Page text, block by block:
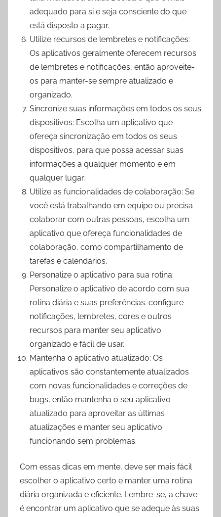
adequado para si e seja consciente do que
está disposto a pagar.
Utilize recursos de lembretes e notificações:
Os aplicativos geralmente oferecem recursos
de lembretes e notificações, então aproveite-
os para manter-se sempre atualizado e
organizado.
Sincronize suas informações em todos os seus
dispositivos: Escolha um aplicativo que
ofereça sincronização em todos os seus
dispositivos, para que possa acessar suas
informações a qualquer momento e em
qualquer lugar.
Utilize as funcionalidades de colaboração: Se
você está trabalhando em equipe ou precisa
colaborar com outras pessoas, escolha um
aplicativo que ofereça funcionalidades de
colaboração, como compartilhamento de
tarefas e calendários.
Personalize o aplicativo para sua rotina:
Personalize o aplicativo de acordo com sua
rotina diária e suas preferências. configure
notificações, lembretes, cores e outros
recursos para manter seu aplicativo
organizado e fácil de usar.
Mantenha o aplicativo atualizado: Os
aplicativos são constantemente atualizados
com novas funcionalidades e correções de
bugs, então mantenha o seu aplicativo
atualizado para aproveitar as últimas
atualizações e manter seu aplicativo
funcionando sem problemas.
Com essas dicas em mente, deve ser mais fácil
escolher o aplicativo certo e manter uma rotina
diária organizada e eficiente. Lembre-se, a chave
é encontrar um aplicativo que se adeque às suas